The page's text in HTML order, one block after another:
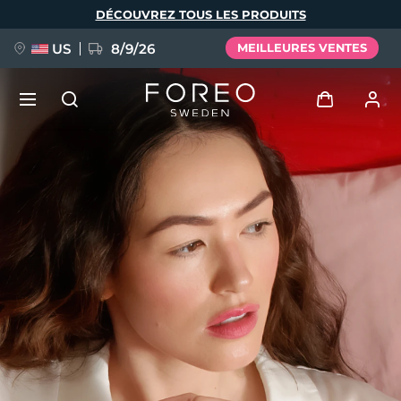
DÉCOUVREZ TOUS LES PRODUITS
US 8/9/26 MEILLEURES VENTES
Se connecter
Profil de l'utilisateur
Mes appareils
Mes commandes
Mes adresses
Mes abonnements
FAQ™ Pure Beauty-Tech Elixir
BREAKING NEWS
issa™ Teeth Whitening Set
Langue
English Deutsch
Español
Français
Português
Polski
Svenska
Русский
Türkçe
简体中文 繁體中文